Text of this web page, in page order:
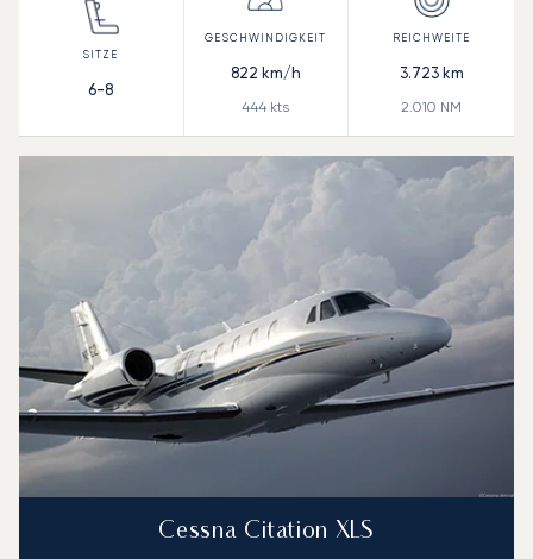
6-8
822 km/h
444 kts
3.723km
2.010 NM
Cessna Citation XLS